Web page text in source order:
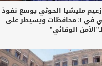
مليشيا الحوثي يوسع نفوذ
جهازه الأمني في 3 محافظات ويسيطر على
الوقائي"